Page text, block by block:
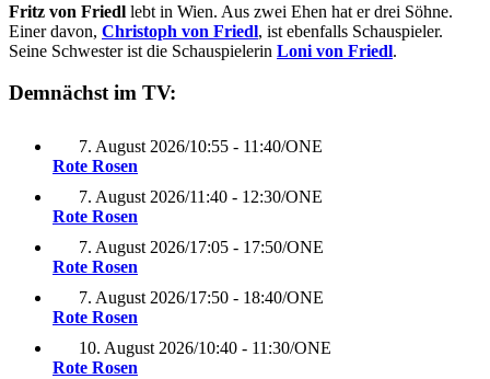
Fritz von Friedl lebt in Wien. Aus zwei Ehen hat er drei Söhne.
Einer davon, Christoph von Friedl, ist ebenfalls Schauspieler.
Seine Schwester ist die Schauspielerin Loni von Friedl.
Demnächst im TV:
7. August 2026/10:55 - 11:40/ONE
Rote Rosen
7. August 2026/11:40 - 12:30/ONE
Rote Rosen
7. August 2026/17:05 - 17:50/ONE
Rote Rosen
7. August 2026/17:50 - 18:40/ONE
Rote Rosen
10. August 2026/10:40 - 11:30/ONE
Rote Rosen